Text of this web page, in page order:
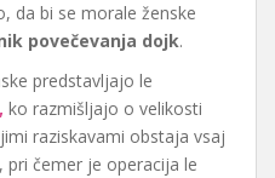
da bi se morale ženske
povečevanja dojk.
predstavljajo le
ko razmišljajo o velikosti
raziskavami obstaja vsaj
pri čemer je operacija le